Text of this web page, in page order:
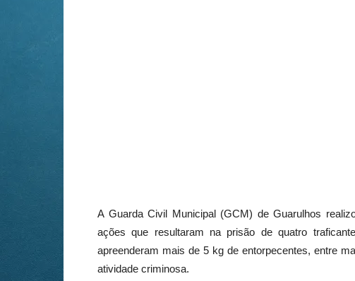
A Guarda Civil Municipal (GCM) de Guarulhos
ações que resultaram na prisão de quatro
apreenderam mais de 5 kg de entorpecentes, entre
atividade criminosa.